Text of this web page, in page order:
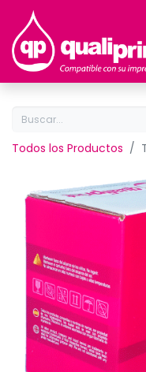
Todos los Productos